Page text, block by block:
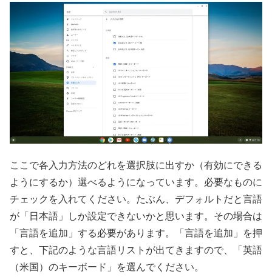
ここで各入力方法のどれを選択肢に出すか（有効にできる
ようにするか）選べるようになっています。必要なものに
チェックを入れてください。たぶん、デフォルトだと言語
が「日本語」しか設定できないかと思います。その場合は
「言語を追加」する必要があります。「言語を追加」を押
すと、下記のような言語リストが出てきますので、「英語
（米国）のキーボード」を選んでください。